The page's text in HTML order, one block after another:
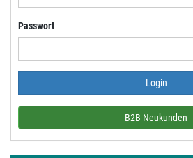
Passwort
B2B Neukunden